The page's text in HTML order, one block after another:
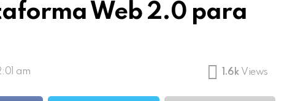
Web 2.0 para
am 1.6k Views